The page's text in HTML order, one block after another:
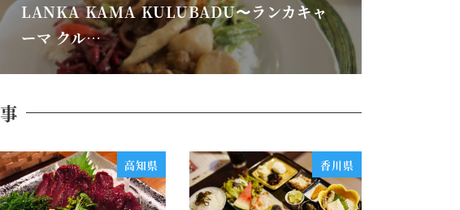
LANKA KAMA KULUBADU〜ランカキャ
ーマ クル…
高知県 香川県